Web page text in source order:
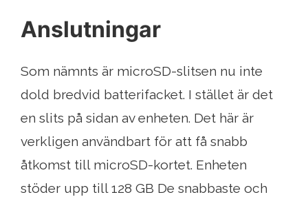
Anslutningar
Som nämnts är microSD-slitsen nu inte
dold bredvid batterifacket. I stället är det
en slits på sidan av enheten. Det här är
verkligen användbart för att få snabb
åtkomst till microSD-kortet. Enheten
stöder upp till 128 GB De snabbaste och